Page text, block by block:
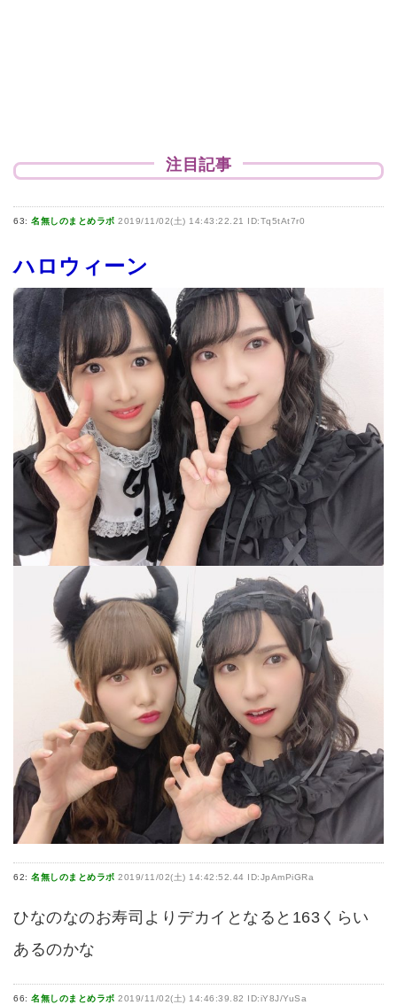
注目記事
63: 名無しのまとめラボ 2019/11/02(土) 14:43:22.21 ID:Tq5tAt7r0
ハロウィーン
62: 名無しのまとめラボ 2019/11/02(土) 14:42:52.44 ID:JpAmPiGRa
ひなのなのお寿司よりデカイとなると163くらい
あるのかな
66: 名無しのまとめラボ 2019/11/02(土) 14:46:39.82 ID:iY8J/YuSa